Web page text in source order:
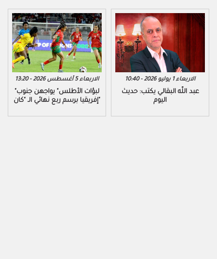
الاربعاء 5 أغسطس 2026 - 13:20
"لبؤات الأطلس" يواجهن جنوب
إفريقيا برسم ربع نهائي الـ "كان"
الاربعاء 1 يوليو 2026 - 10:40
عبد اللّه البقالي يكتب: حديث
اليوم